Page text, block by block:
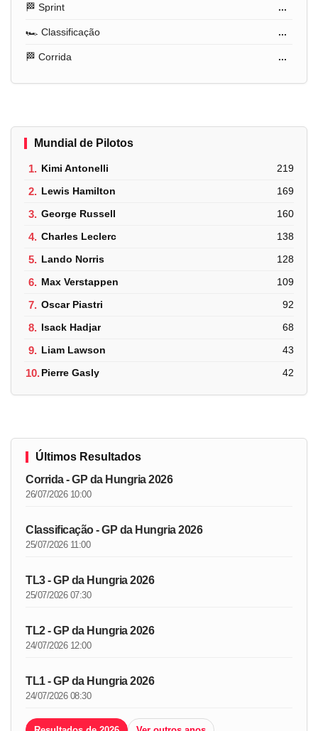
🏁 Sprint ...
🏎️ Classificação ...
🏁 Corrida ...
Mundial de Pilotos
1. Kimi Antonelli 219
2. Lewis Hamilton 169
3. George Russell 160
4. Charles Leclerc 138
5. Lando Norris 128
6. Max Verstappen 109
7. Oscar Piastri 92
8. Isack Hadjar 68
9. Liam Lawson 43
10.Pierre Gasly 42
Últimos Resultados
Corrida - GP da Hungria 2026
26/07/2026 10:00
Classificação - GP da Hungria 2026
25/07/2026 11:00
TL3 - GP da Hungria 2026
25/07/2026 07:30
TL2 - GP da Hungria 2026
24/07/2026 12:00
TL1 - GP da Hungria 2026
24/07/2026 08:30